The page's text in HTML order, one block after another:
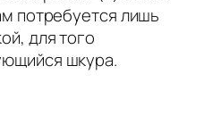
потребуется лишь
для того
шкура.